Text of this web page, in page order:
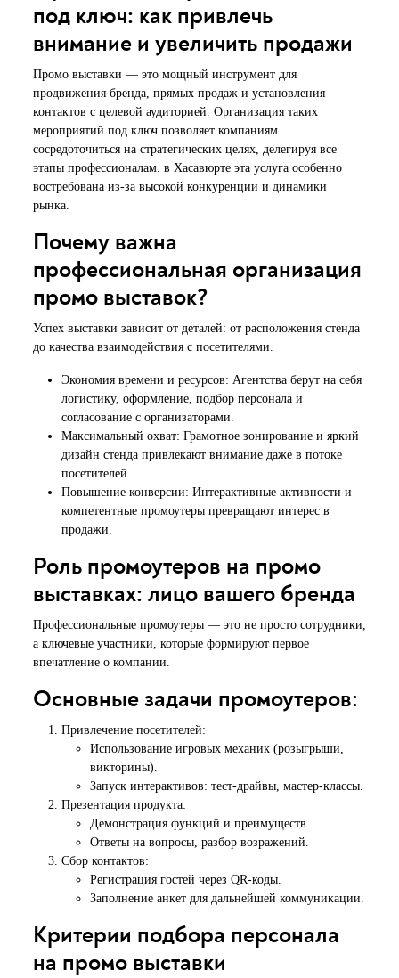
под ключ: как привлечь
внимание и увеличить продажи
Промо выставки — это мощный инструмент для
продвижения бренда, прямых продаж и установления
контактов с целевой аудиторией. Организация таких
мероприятий под ключ позволяет компаниям
сосредоточиться на стратегических целях, делегируя все
этапы профессионалам. в Хасавюрте эта услуга особенно
востребована из-за высокой конкуренции и динамики
рынка.
Почему важна
профессиональная организация
промо выставок?
Успех выставки зависит от деталей: от расположения стенда
до качества взаимодействия с посетителями.
Экономия времени и ресурсов: Агентства берут на себя
логистику, оформление, подбор персонала и
согласование с организаторами.
Максимальный охват: Грамотное зонирование и яркий
дизайн стенда привлекают внимание даже в потоке
посетителей.
Повышение конверсии: Интерактивные активности и
компетентные промоутеры превращают интерес в
продажи.
Роль промоутеров на промо
выставках: лицо вашего бренда
Профессиональные промоутеры — это не просто сотрудники,
а ключевые участники, которые формируют первое
впечатление о компании.
Основные задачи промоутеров:
Привлечение посетителей:
Использование игровых механик (розыгрыши,
викторины).
Запуск интерактивов: тест-драйвы, мастер-классы.
Презентация продукта:
Демонстрация функций и преимуществ.
Ответы на вопросы, разбор возражений.
Сбор контактов:
Регистрация гостей через QR-коды.
Заполнение анкет для дальнейшей коммуникации.
Критерии подбора персонала
на промо выставки